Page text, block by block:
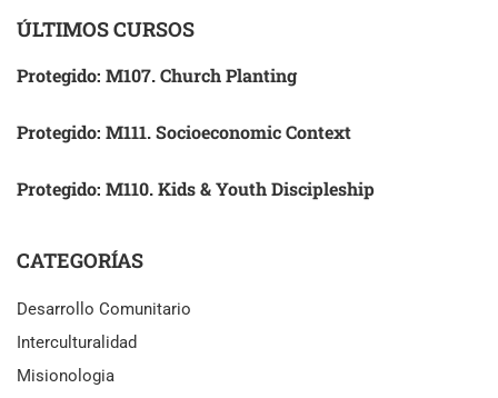
ÚLTIMOS CURSOS
Protegido: M107. Church Planting
Protegido: M111. Socioeconomic Context
Protegido: M110. Kids & Youth Discipleship
CATEGORÍAS
Desarrollo Comunitario
Interculturalidad
Misionologia